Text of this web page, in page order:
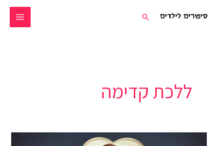
לתוכן
חיפוש
ללכת קדימה